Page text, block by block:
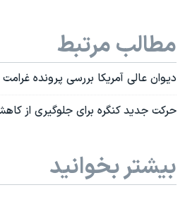
مطالب مرتبط
دیوان عالی آمریکا بررسی پرونده
حرکت جدید کنگره برای جلوگیری از
بیشتر بخوانید